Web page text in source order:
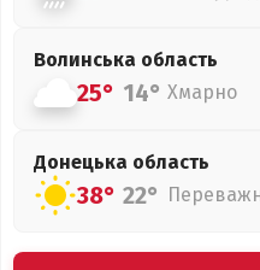
Волинська область
25° 14° Хмарно
Донецька область
38° 22°